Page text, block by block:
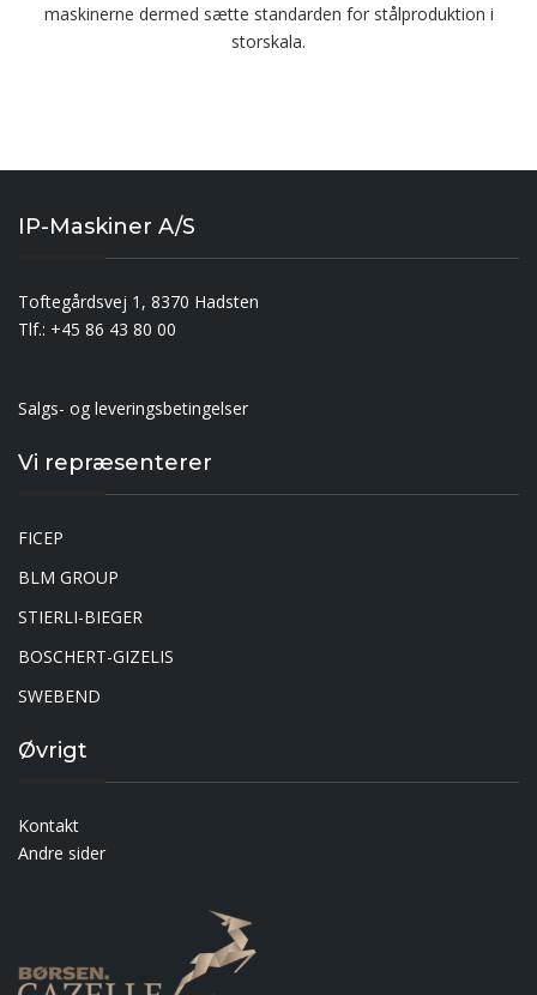
maskinerne dermed sætte standarden for stålproduktion i
storskala.
IP-Maskiner A/S
Toftegårdsvej 1, 8370 Hadsten
Tlf.: +45 86 43 80 00
Salgs- og leveringsbetingelser
Vi repræsenterer
FICEP
BLM GROUP
STIERLI-BIEGER
BOSCHERT-GIZELIS
SWEBEND
Øvrigt
Kontakt
Andre sider